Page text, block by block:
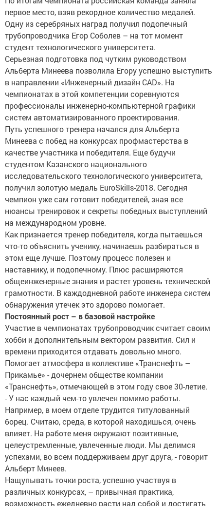
первое место, взяв рекордное количество медалей.
Одну из серебряных наград получил подопечный
трубопроводчика Егор Соболев – на тот момент
студент технологического университета.
Серьезная подготовка под чутким руководством
Альберта Минеева позволила Егору успешно выступить
в направлении «Инженерный дизайн CAD». На
чемпионатах в этой компетенции соревнуются
профессионалы инженерно-компьютерной графики
систем автоматизированного проектирования.
Путь успешного тренера начался для Альберта
Минеева с побед на конкурсах профмастерства в
качестве участника и победителя. Еще будучи
студентом Казанского национального
исследовательского технологического университета,
получил золотую медаль EuroSkills-2018. Сегодня
чемпион уже сам готовит победителей, зная все
нюансы тренировок и секреты победных выступлений
на международном уровне.
Как признается тренер победителя, когда пытаешься
что-то объяснить ученику, начинаешь разбираться в
этом еще лучше. Поэтому процесс полезен и
наставнику, и подопечному. Плюс расширяются
общеинженерные знания и растет уровень технической
грамотности. В каждодневной работе инженера систем
обнаружения утечек это здорово помогает.
Постоянный рост – в базовой настройке
Участие в чемпионатах трубопроводчик считает своим
хобби и дополнительным вектором развития. Сил и
времени приходится отдавать довольно много.
Помогает атмосфера в коллективе «Транснефть –
Прикамье» - дочернем обществе компании
«Транснефть», отмечающей в этом году свое 30-летие.
- У нас каждый чем-то увлечен помимо работы.
Например, в моем отделе трудится титулованный
борец. Считаю, среда, в которой находишься, очень
влияет. На работе меня окружают позитивные,
целеустремленные, увлеченные люди. Мы делимся
успехами, во всем поддерживаем друг друга, - говорит
Альберт Минеев.
Нащупывать точки роста, успешно участвуя в
различных конкурсах, – привычная практика,
возможность ежедневно расти над собой и достигать